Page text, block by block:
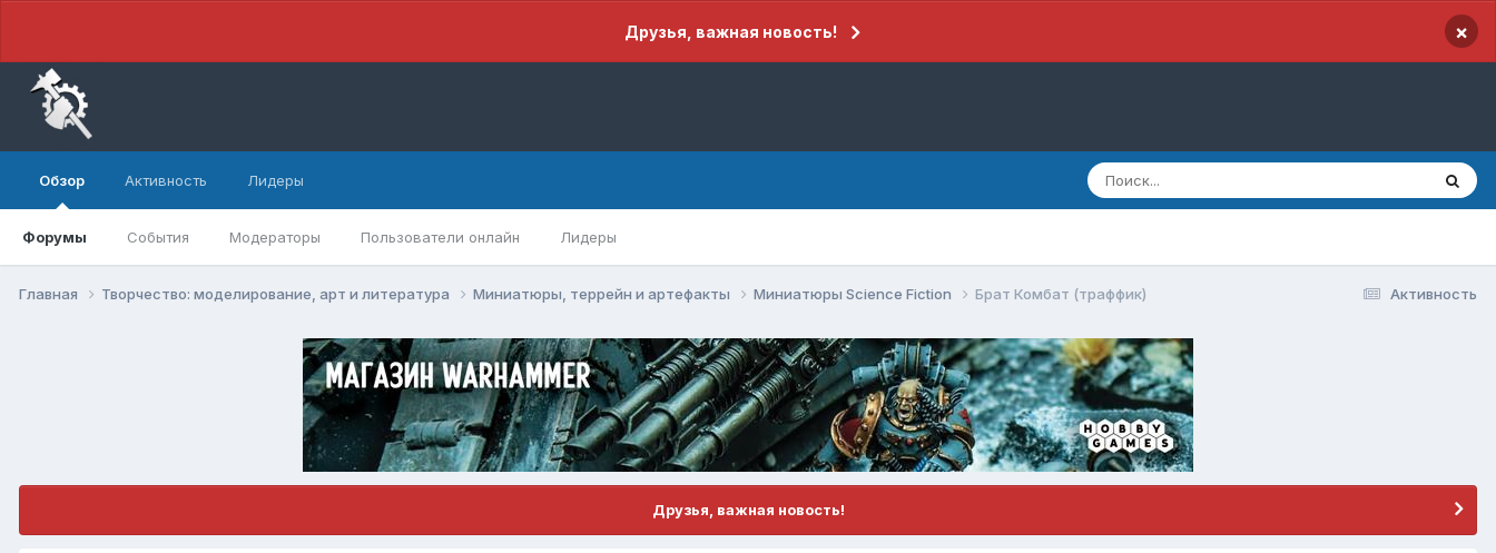
Друзья, важная новость! ×
Обзор
Форумы События Модераторы Пользователи онлайн Лидеры
Активность Лидеры
Активность
Главная Творчество: моделирование, арт и литература Миниатюры, террейн и артефакты Миниатюры Science Fiction Брат Комбат (траффик)
Друзья, важная новость!